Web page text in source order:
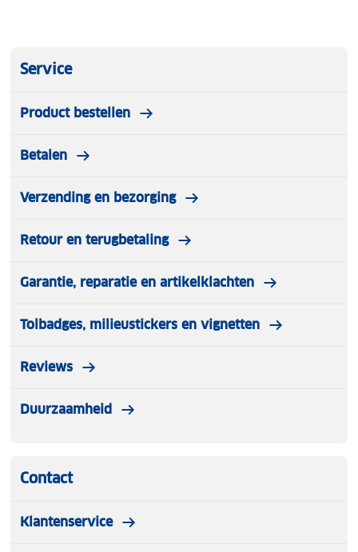
Maat L
Geschikt voor diverse buitenactiviteiten
Voering: textiel
Verpakkingsinhoud: 1 paar handschoenen
Service
Product bestellen
Betalen
Verzending en bezorging
Retour en terugbetaling
Garantie, reparatie en artikelklachten
Tolbadges, milieustickers en vignetten
Reviews
Duurzaamheid
Contact
Klantenservice